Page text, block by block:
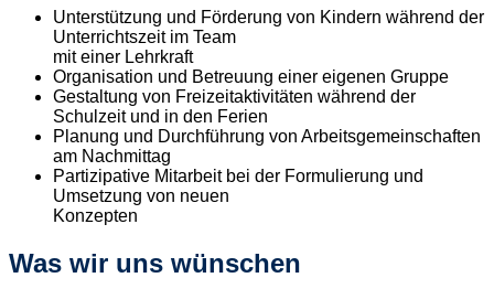
Unterstützung und Förderung von Kindern während der
Unterrichtszeit im Team
mit einer Lehrkraft
Organisation und Betreuung einer eigenen Gruppe
Gestaltung von Freizeitaktivitäten während der
Schulzeit und in den Ferien
Planung und Durchführung von Arbeitsgemeinschaften
am Nachmittag
Partizipative Mitarbeit bei der Formulierung und
Umsetzung von neuen
Konzepten
Was wir uns wünschen